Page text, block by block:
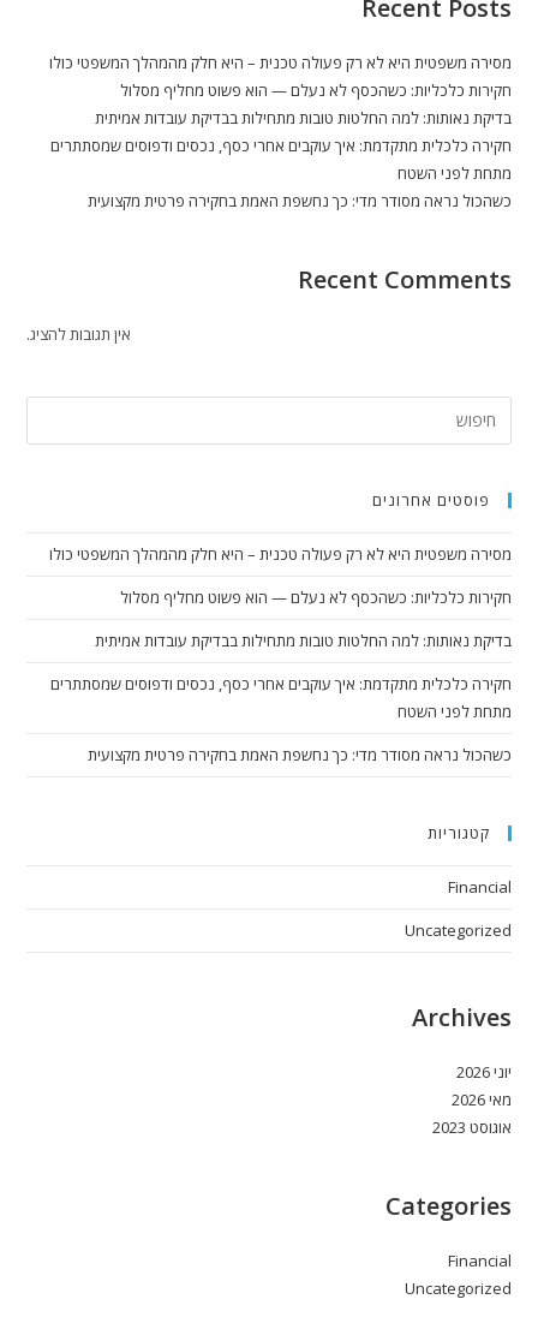
Recent Posts
מסירה משפטית היא לא רק פעולה טכנית – היא חלק מהמהלך המשפטי כולו
חקירות כלכליות: כשהכסף לא נעלם — הוא פשוט מחליף מסלול
בדיקת נאותות: למה החלטות טובות מתחילות בבדיקת עובדות אמיתית
חקירה כלכלית מתקדמת: איך עוקבים אחרי כסף, נכסים ודפוסים שמסתתרים
מתחת לפני השטח
כשהכול נראה מסודר מדי: כך נחשפת האמת בחקירה פרטית מקצועית
Recent Comments
אין תגובות להציג.
פוסטים אחרונים
מסירה משפטית היא לא רק פעולה טכנית – היא חלק מהמהלך המשפטי כולו
חקירות כלכליות: כשהכסף לא נעלם — הוא פשוט מחליף מסלול
בדיקת נאותות: למה החלטות טובות מתחילות בבדיקת עובדות אמיתית
חקירה כלכלית מתקדמת: איך עוקבים אחרי כסף, נכסים ודפוסים שמסתתרים
מתחת לפני השטח
כשהכול נראה מסודר מדי: כך נחשפת האמת בחקירה פרטית מקצועית
קטגוריות
Financial
Uncategorized
Archives
יוני 2026
מאי 2026
אוגוסט 2023
Categories
Financial
Uncategorized